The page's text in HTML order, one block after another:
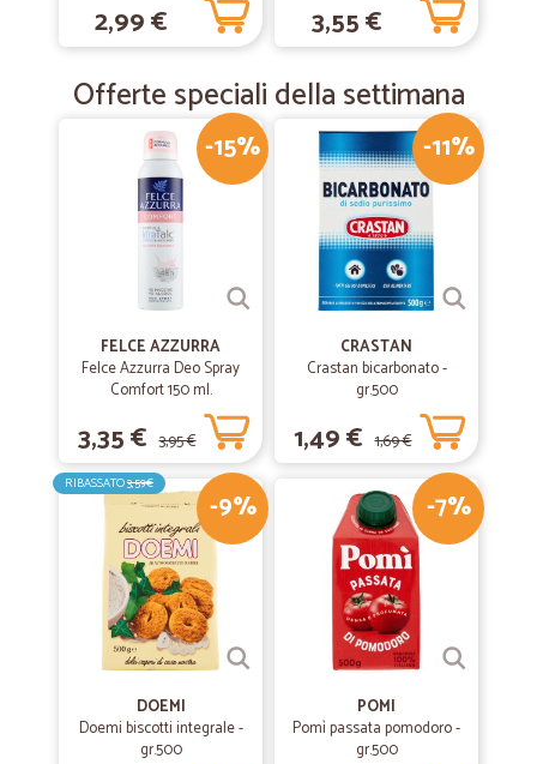
2,99 € 3,55 €
Offerte speciali della settimana
-15%
FELCE AZZURRA
Felce Azzurra Deo Spray
Comfort 150 ml.
3,35 € 3,95 €
-11%
CRASTAN
Crastan bicarbonato -
gr.500
1,49 € 1,69 €
-9%
RIBASSATO3,59€
DOEMI
Doemi biscotti integrale -
gr.500
-7%
POMI
Pomì passata pomodoro -
gr.500